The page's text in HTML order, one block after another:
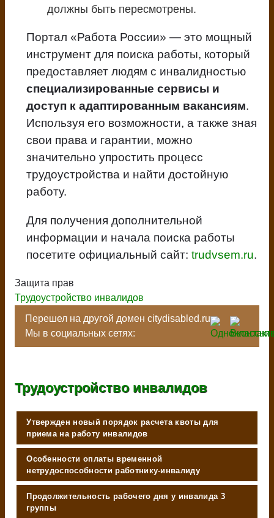
должны быть пересмотрены.
Портал «Работа России» — это мощный
инструмент для поиска работы, который
предоставляет людям с инвалидностью
специализированные сервисы и
доступ к адаптированным вакансиям.
Используя его возможности, а также зная
свои права и гарантии, можно
значительно упростить процесс
трудоустройства и найти достойную
работу.
Для получения дополнительной
информации и начала поиска работы
посетите официальный сайт:trudvsem.ru.
Защита прав
Трудоустройство инвалидов
Перешел на другой домен citydisabled.ru
Мы в социальных сетях:
Трудоустройство инвалидов
Утвержден новый порядок расчета квоты для
приема на работу инвалидов
Особенности оплаты временной
нетрудоспособности работнику-инвалиду
Продолжительность рабочего дня у инвалида 3
группы